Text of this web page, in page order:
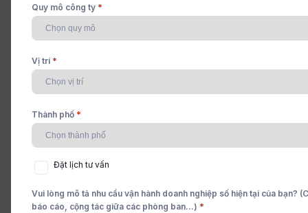
Quy mô công ty *
Vị trí *
Thành phố *
tư
Đặt lịch tư vấn
Vui lòng mô tả nhu cầu vận hành doanh nghiệp số hiện tại của bạn?
báo cáo, cộng tác giữa các phòng ban...) *